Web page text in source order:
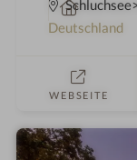
W
e
s
s
Schluchsee
Deutschland
WEBSEITE